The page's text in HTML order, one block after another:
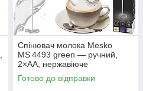
Спінювач молока Mesko
MS 4493 green — ручний,
2×AA, нержавіюче
змішувальне лезо,
компактний
Готово до відправки